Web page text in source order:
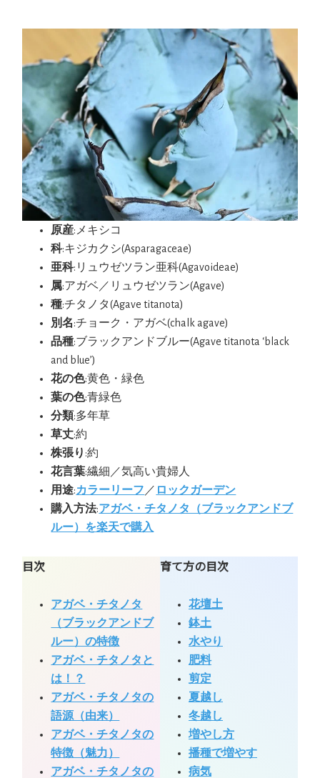
原産:メキシコ
科:キジカクシ(Asparagaceae)
亜科:リュウゼツラン亜科(Agavoideae)
属:アガベ／リュウゼツラン(Agave)
種:チタノタ(Agave titanota)
別名:チョーク・アガベ(chalk agave)
品種:ブラックアンドブルー(Agave titanota ‘black
and blue’)
花の色:黄色・緑色
葉の色:青緑色
分類:多年草
草丈:約
株張り :約
花言葉:繊細／気高い貴婦人
用途:カラーリーフ ／ ロックガーデン
購入方法:アガベ・チタノタ（ブラックアンドブ
ルー）を楽天で購入
目次
アガベ・チタノタ
（ブラックアンドブ
ルー）の特徴
アガベ・チタノタと
は！？
アガベ・チタノタの
語源（由来）
アガベ・チタノタの
特徴（魅力）
アガベ・チタノタの
育て方の目次
花壇土
鉢土
水やり
肥料
剪定
夏越し
冬越し
増やし方
播種で増やす
病気